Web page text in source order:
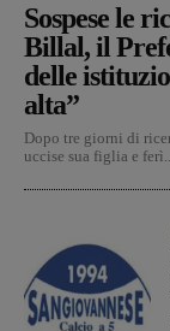
Sospese le
Billal, il
delle
alta”
Dopo tre giorni di
uccise sua figlia e ferì...